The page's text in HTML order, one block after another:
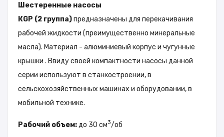
Шестеренные насосы
КGP (2 группа)предназначены для перекачивания
рабочей жидкости (преимущественно минеральные
масла). Материал - алюминиевый корпус и чугунные
крышки . Ввиду своей компактности насосы данной
серии используют в станкостроении, в
сельскохозяйственных машинах и оборудовании, в
мобильной технике.
Рабочий объем:до 30 см3/об